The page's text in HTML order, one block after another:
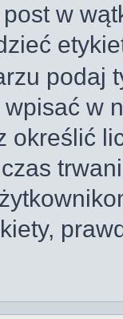
w
podaj
w
określić